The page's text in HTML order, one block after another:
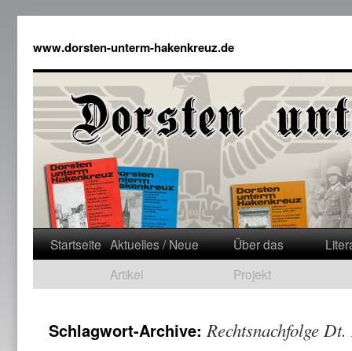
www.dorsten-unterm-hakenkreuz.de
Startseite Aktuelles / Neue
Artikel
Über das
Projekt
Schlagwort-Archive:Rechtsnachfolge Dt.